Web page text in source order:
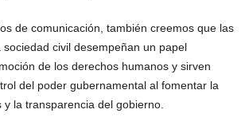
de comunicación, también creemos que las
civil desempeñan un papel
de los derechos humanos y sirven
del poder gubernamental al fomentar la
y la transparencia del gobierno.